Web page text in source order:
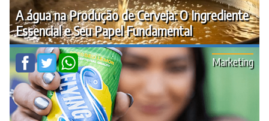
A água na Produção de Cerveja: O Ingrediente
Essencial e Seu Papel Fundamental
Marketing